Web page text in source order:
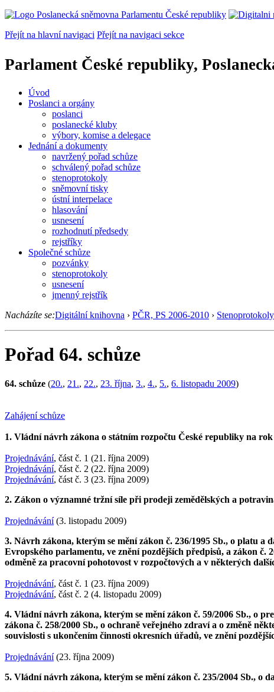
Přejít na hlavní navigaci Přejít na navigaci sekce
Parlament České republiky,
Úvod
Poslanci a orgány
poslanci
poslanecké kluby
výbory, komise a delegace
Jednání a dokumenty
navržený pořad schůze
schválený pořad schůze
stenoprotokoly
sněmovní tisky
ústní interpelace
hlasování
usnesení
rozhodnutí předsedy
rejstříky
Společné schůze
pozvánky
stenoprotokoly
usnesení
jmenný rejstřík
Nacházíte se:Digitální knihovna › PČR, PS 2006-2010 › Stenoprotokoly
Pořad 64. schůze
64. schůze (20., 21., 22., 23. října, 3., 4., 5., 6. listopadu 2009)
Zahájení schůze
1. Vládní návrh zákona o státním rozpočtu České republiky na rok
Projednávání, část č. 1 (21. října 2009)
Projednávání, část č. 2 (22. října 2009)
Projednávání, část č. 3 (23. října 2009)
2. Zákon o významné tržní síle při prodeji zemědělských a
Projednávání(3. listopadu 2009)
3. Návrh zákona, kterým se mění zákon č. 236/1995 Sb., o platu a
Evropského parlamentu, ve znění pozdějších předpisů, a zákon č.
odměně za pracovní pohotovost v rozpočtových a v některých
Projednávání, část č. 1 (23. října 2009)
Projednávání, část č. 2 (4. listopadu 2009)
4. Vládní návrh zákona, kterým se mění zákon č. 59/2006 Sb., o
zákona č. 258/2000 Sb., o ochraně veřejného zdraví a o změně
souvislosti s ukončením činnosti okresních úřadů, ve znění
Projednávání(23. října 2009)
5. Vládní návrh zákona, kterým se mění zákon č. 235/2004 Sb., o